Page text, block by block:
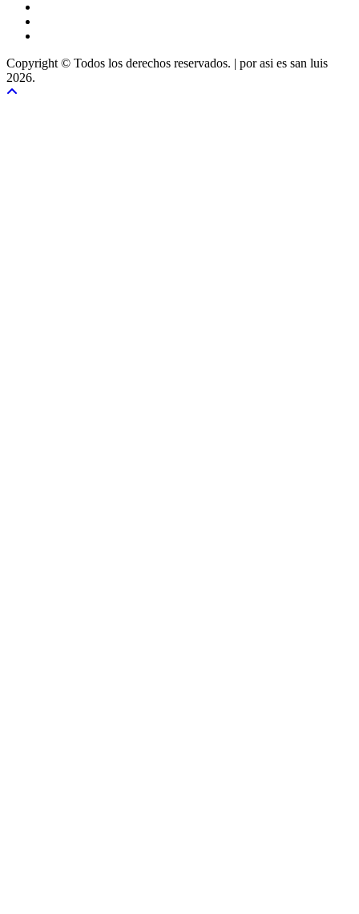
Copyright © Todos los derechos reservados. | por asi es san luis
2026.